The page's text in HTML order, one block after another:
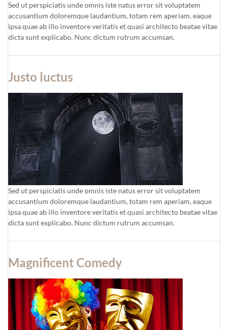
Sed ut perspiciatis unde omnis iste natus error sit voluptatem
accusantium doloremque laudantium, totam rem aperiam, eaque
ipsa quae ab illo inventore veritatis et quasi architecto beatae vitae
dicta sunt explicabo. Nunc dictum rutrum accumsan.
Justo luctus
Sed ut perspiciatis unde omnis iste natus error sit voluptatem
accusantium doloremque laudantium, totam rem aperiam, eaque
ipsa quae ab illo inventore veritatis et quasi architecto beatae vitae
dicta sunt explicabo. Nunc dictum rutrum accumsan.
Magnificent Comedy